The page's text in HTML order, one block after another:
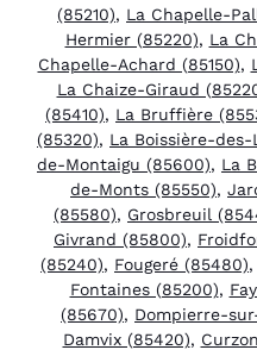
(85210), La Chapelle-
Hermier (85220), La
Chapelle-Achard (85150),
La Chaize-Giraud
(85410), La Bruffière
(85320), La Boissière-
de-Montaigu (85600), La
de-Monts (85550),
(85580), Grosbreuil
Givrand (85800),
(85240), Fougeré (85480),
Fontaines (85200),
(85670), Dompierre-
Damvix (85420),